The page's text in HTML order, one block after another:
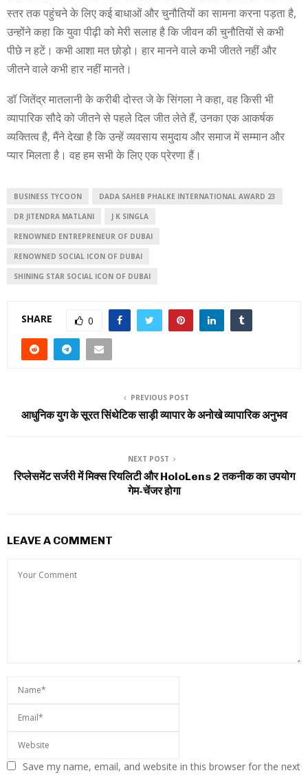
स्तर तक पहुंचने के लिए कई बाधाओं और चुनौतियों का सामना करना पड़ता है,
उन्होंने कहा कि युवा पीढ़ी को मेरी सलाह है कि जीवन की चुनौतियों से कभी
पीछे न हटें। कभी आशा मत छोड़ो। हार मानने वाले कभी जीतते नहीं और
जीतने वाले कभी हार नहीं मानते।
डॉ जितेंद्र मातलानी के करीबी दोस्त जे के सिंगला ने कहा, वह किसी भी
व्यापारिक सौदे को जीतने से पहले दिल जीत लेते हैं, उनका एक आकर्षक
व्यक्तित्व है, मैंने देखा है कि उन्हें व्यवसाय समुदाय और समाज में सम्मान और
प्यार मिलता है। वह हम सभी के लिए एक प्रेरणा हैं।
BUSINESS TYCOON DADA SAHEB PHALKE INTERNATIONAL AWARD 23
DR JITENDRA MATLANI J K SINGLA
RENOWNED ENTREPRENEUR OF DUBAI
RENOWNED SOCIAL ICON OF DUBAI
SHINING STAR SOCIAL ICON OF DUBAI
SHARE 0
PREVIOUS POST
आधुनिक युग के सूरत सिंथेटिक साड़ी व्यापार के अनोखे व्यापारिक अनुभव
NEXT POST
रिप्लेसमेंट सर्जरी में मिक्स रियलिटी और HoloLens 2 तकनीक का उपयोग
गेम-चेंजर होगा
LEAVE A COMMENT
Save my name, email, and website in this browser for the next